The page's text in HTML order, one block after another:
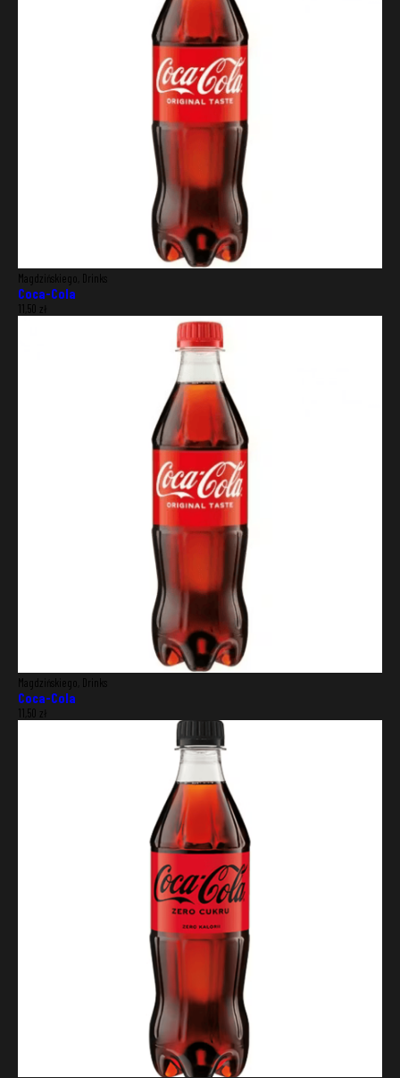
Magdzińskiego, Drinks
Coca-Cola
11,50 zł
Magdzińskiego, Drinks
Coca-Cola
11,50 zł
DELIVERY ADDRESS
Zip code
SAVE